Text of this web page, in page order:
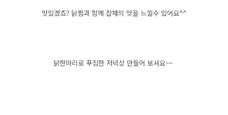
맛있겠죠? 닭찜과 함께 잡채의 맛을 느낄수 있어요^^
닭한마리로 푸짐한 저녁상 만들어 보셔요~~